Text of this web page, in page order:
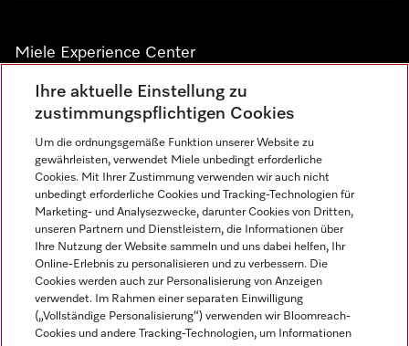
Miele Experience Center
Alle Miele Experience Center anzeigen
Newsletter
Miele auf Instagram
Miele auf Facebook
Miele auf Youtube
Ihre aktuelle Einstellung zu
zustimmungspflichtigen Cookies
Um die ordnungsgemäße Funktion unserer Website zu
gewährleisten, verwendet Miele unbedingt erforderliche
Cookies. Mit Ihrer Zustimmung verwenden wir auch nicht
unbedingt erforderliche Cookies und Tracking-Technologien für
Marketing- und Analysezwecke, darunter Cookies von Dritten,
unseren Partnern und Dienstleistern, die Informationen über
Ihre Nutzung der Website sammeln und uns dabei helfen, Ihr
Online-Erlebnis zu personalisieren und zu verbessern. Die
Cookies werden auch zur Personalisierung von Anzeigen
verwendet. Im Rahmen einer separaten Einwilligung
(„Vollständige Personalisierung“) verwenden wir Bloomreach-
Cookies und andere Tracking-Technologien, um Informationen